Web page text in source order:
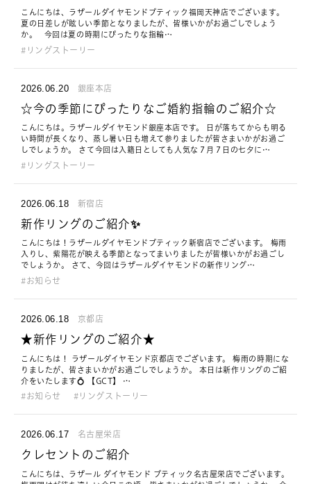
こんにちは、ラザールダイヤモンドブティック福岡天神店でございます。
夏の日差しが眩しい季節となりましたが、皆様いかがお過ごしでしょう
か。 今回は夏の時期にぴったりな指輪…
リングストーリー
2026.06.20 銀座本店
☆今の季節にぴったりなご婚約指輪のご紹介☆
こんにちは。ラザールダイヤモンド銀座本店です。 日が落ちてからも明る
い時間が長くなり、蒸し暑い日も増えて参りましたが皆さまいかがお過ご
しでしょうか。 さて今回は入籍日としても人気な７月７日の七夕に…
リングストーリー
2026.06.18 新宿店
新作リングのご紹介✨
こんにちは！ラザールダイヤモンドブティック新宿店でございます。 梅雨
入りし、紫陽花が映える季節となってまいりましたが皆様いかがお過ごし
でしょうか。 さて、今回はラザールダイヤモンドの新作リング…
お知らせ
2026.06.18 京都店
★新作リングのご紹介★
こんにちは！ ラザールダイヤモンド京都店でございます。 梅雨の時期にな
りましたが、皆さまいかがお過ごしでしょうか。 本日は新作リングのご紹
介をいたします💍 【GCT】 …
お知らせ リングストーリー
2026.06.17 名古屋栄店
クレセントのご紹介
こんにちは、ラザール ダイヤモンド ブティック名古屋栄店でございます。